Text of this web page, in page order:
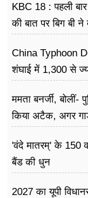
KBC 18 : पहली
की बात पर बिग बी ने
China Typhoon
शंघाई में 1,300 से
ममता बनर्जी,
किया अटैक, अगर
'वंदे मातरम्' के 150
बैंड की धुन
2027 का यूपी